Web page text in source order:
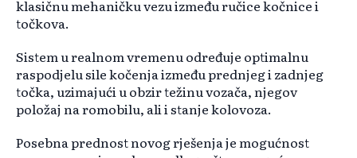
klasičnu mehaničku vezu između ručice kočnice i
točkova.
Sistem u realnom vremenu određuje optimalnu
raspodjelu sile kočenja između prednjeg i zadnjeg
točka, uzimajući u obzir težinu vozača, njegov
položaj na romobilu, ali i stanje kolovoza.
Posebna prednost novog rješenja je mogućnost